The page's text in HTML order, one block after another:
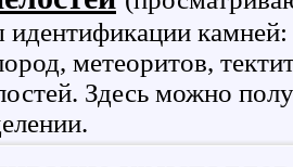
камней:
метеоритов,
Здесь можно